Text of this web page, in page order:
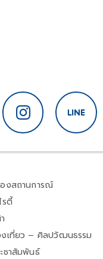
งสถานการณ์
รตี้
เที่ยว – ศิลปวัฒนธรรม
ชาสัมพันธ์